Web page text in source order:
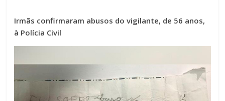
Irmãs confirmaram abusos do vigilante, de 56 anos,
à Polícia Civil